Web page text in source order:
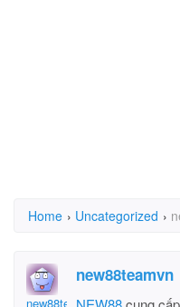
Home › Uncategorized ›
new88teamvn
new88teamvn